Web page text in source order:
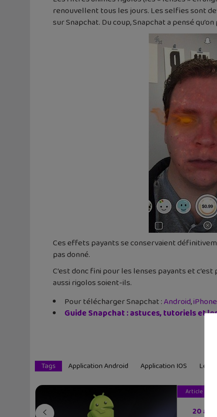
renouvellent tous les jours. Les selfies sont
sur Snapchat. Du coup, Snapchat a pensé
Ces effets payants se conservaient
pas donné.
C’est donc fini pour les lenses payants et
aussi rigolos soient-ils.
Pour télécharger Snapchat :Android,iPhone
Guide Snapchat : astuces, tutoriels et
Tags Application Android Application IOS Lense
Article
20